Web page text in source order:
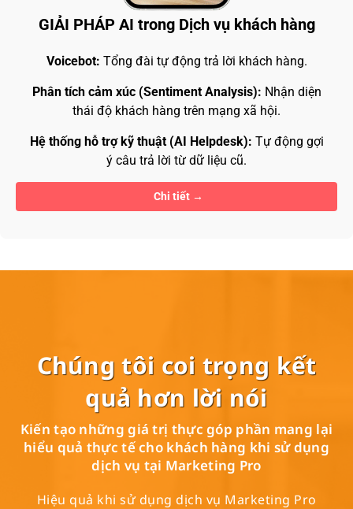
GIẢI PHÁP AI trong Dịch vụ khách hàng
Voicebot: Tổng đài tự động trả lời khách hàng.
Phân tích cảm xúc (Sentiment Analysis): Nhận diện
thái độ khách hàng trên mạng xã hội.
Hệ thống hỗ trợ kỹ thuật (AI Helpdesk): Tự động gợi
ý câu trả lời từ dữ liệu cũ.
Chi tiết
Chúng tôi coi trọng kết
quả hơn lời nói
Kiến tạo những giá trị thực góp phần mang lại
hiểu quả thực tế cho khách hàng khi sử dụng
dịch vụ tại Marketing Pro
Hiệu quả khi sử dụng dịch vụ Marketing Pro